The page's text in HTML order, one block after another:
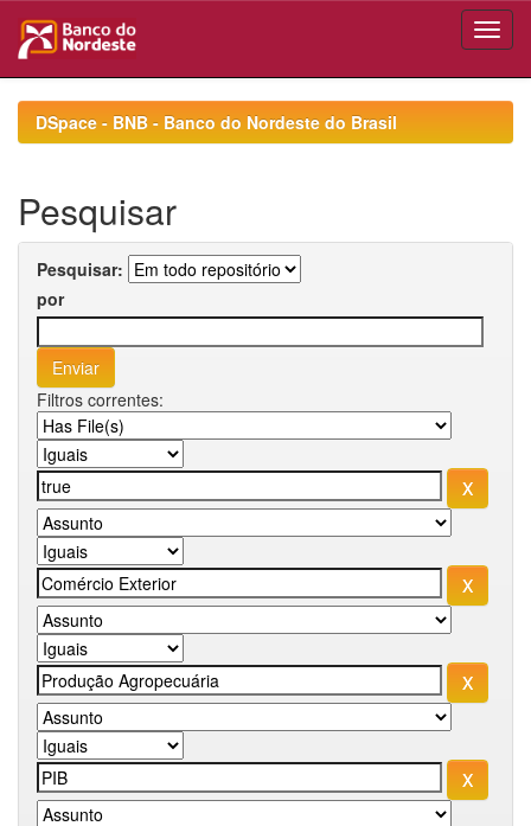
navigationDSpace - BNB - Banco do Nordeste do Brasil
Pesquisar
Pesquisar:
por
Filtros correntes: